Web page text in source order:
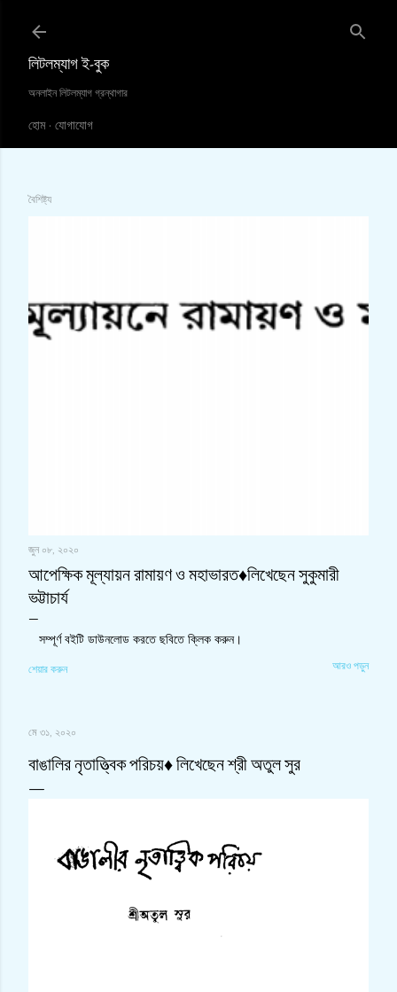
লিটলম্যাগ ই-বুক
অনলাইন লিটলম্যাগ গ্রন্থাগার
হোম যোগাযোগ
বৈশিষ্ট্য
জুন ০৮, ২০২০
আপেক্ষিক মূল্যায়ন রামায়ণ ও মহাভারত♦লিখেছেন সুকুমারী
ভট্টাচার্য
সম্পূর্ণ বইটি ডাউনলোড করতে ছবিতে ক্লিক করুন।
শেয়ার করুন আরও পড়ুন
মে ৩১, ২০২০
বাঙালির নৃতাত্ত্বিক পরিচয়♦ লিখেছেন শ্রী অতুল সুর